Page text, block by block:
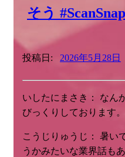
そう #ScanSnap
投稿日: 2026年5月28日
いしたにまさき： なん
びっくりしております
こうじりゅうじ： 暑い
うかみたいな業界話も